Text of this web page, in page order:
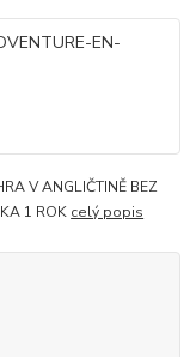
V ANGLIČTINĚ BEZ
1 ROK celý popis